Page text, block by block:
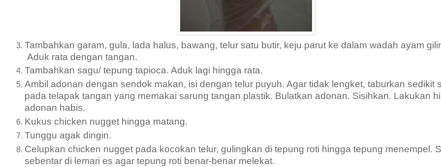
Tambahkan garam, gula, lada halus, bawang, telur satu butir, keju parut ke dalam wadah ayam
Aduk rata dengan tangan.
Tambahkan sagu/ tepung tapioca. Aduk lagi hingga rata.
Ambil adonan dengan sendok makan, isi dengan telur puyuh. Agar tidak lengket, taburkan sedikit
pada telapak tangan yang memakai sarung tangan plastik. Bulatkan adonan. Sisihkan. Lakukan
adonan habis.
Kukus chicken nugget hingga matang.
Tunggu agak dingin.
Celupkan chicken nugget pada kocokan telur, gulingkan di tepung roti hingga tepung menempel.
sebentar di lemari es agar tepung roti benar-benar melekat.